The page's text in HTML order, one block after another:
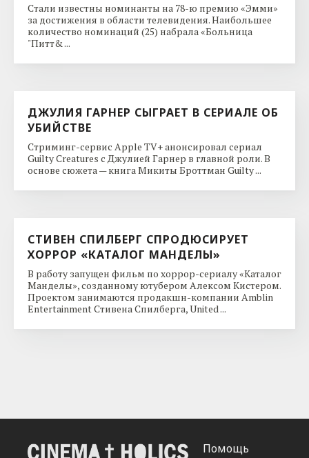
Стали известны номинанты на 78-ю премию «Эмми»
за достижения в области телевидения. Наибольшее
количество номинаций (25) набрала «Больница
"Питт& ...
ДЖУЛИЯ ГАРНЕР СЫГРАЕТ В СЕРИАЛЕ ОБ
УБИЙСТВЕ
Стриминг-сервис Apple TV+ анонсировал сериал
Guilty Creatures с Джулией Гарнер в главной роли. В
основе сюжета — книга Микиты Броттман Guilty ...
СТИВЕН СПИЛБЕРГ СПРОДЮСИРУЕТ
ХОРРОР «КАТАЛОГ МАНДЕЛЫ»
В работу запущен фильм по хоррор-сериалу «Каталог
Манделы», созданному ютубером Алексом Кистером.
Проектом занимаются продакшн-компании Amblin
Entertainment Стивена Спилберга, United ...
Помощь